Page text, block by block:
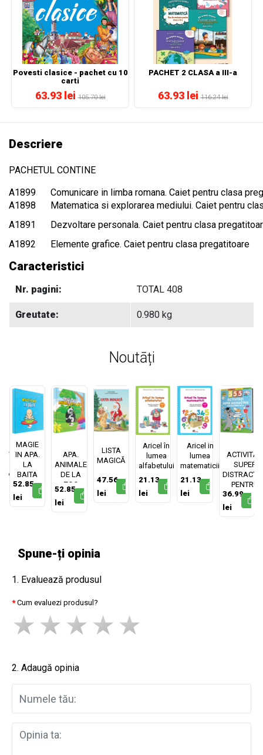
Povesti clasice - pachet cu 10
carti
63.93 lei 105.70 lei
PACHET 2 CLASA a III-a
63.93 lei 116.24 lei
Descriere
PACHETUL CONTINE
A1899
Comunicare in limba romana. Caiet pentru clasa
A1898
Matematica si explorarea mediului. Caiet pentru
A1891
Dezvoltare personala. Caiet pentru clasa
A1892
Elemente grafice. Caiet pentru clasa pregatitoare
Caracteristici
Nr. pagini: TOTAL 408
Greutate: 0.980 kg
Noutāți
MAGIE
IN APA.
LA
BAITA
52.85
lei
APA.
ANIMALE
DE LA
ZOO
52.85
lei
LISTA
MAGICĂ
47.56
lei
Aricel în
lumea
alfabetului
21.13
lei
Aricel in
lumea
matematicii
21.13
lei
ACTIVITĂȚI
SUPER
PENTRU
COPII
36.99
lei
Spune-ți opinia
1. Evaluează produsul
Cum evaluezi produsul?
2. Adaugă opinia